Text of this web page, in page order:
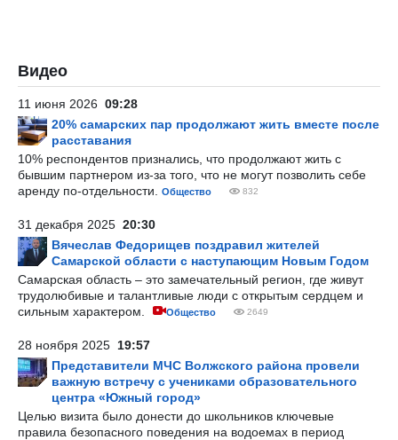
Видео
11 июня 2026 09:28
20% самарских пар продолжают жить вместе после
расставания
10% респондентов признались, что продолжают жить с
бывшим партнером из-за того, что не могут позволить себе
аренду по-отдельности.
Общество 832
31 декабря 2025 20:30
Вячеслав Федорищев поздравил жителей
Самарской области с наступающим Новым Годом
Самарская область – это замечательный регион, где живут
трудолюбивые и талантливые люди с открытым сердцем и
сильным характером.
Общество 2649
28 ноября 2025 19:57
Представители МЧС Волжского района провели
важную встречу с учениками образовательного
центра «Южный город»
Целью визита было донести до школьников ключевые
правила безопасного поведения на водоемах в период